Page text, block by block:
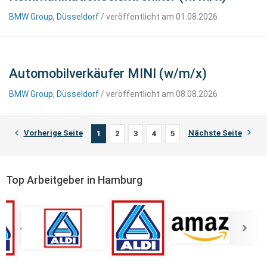
BMW Group, Düsseldorf / veröffentlicht am 01.08.2026
Automobilverkäufer MINI (w/m/x)
BMW Group, Düsseldorf / veröffentlicht am 08.08.2026
Vorherige Seite 1 2 3 4 5 Nächste Seite
Top Arbeitgeber in Hamburg